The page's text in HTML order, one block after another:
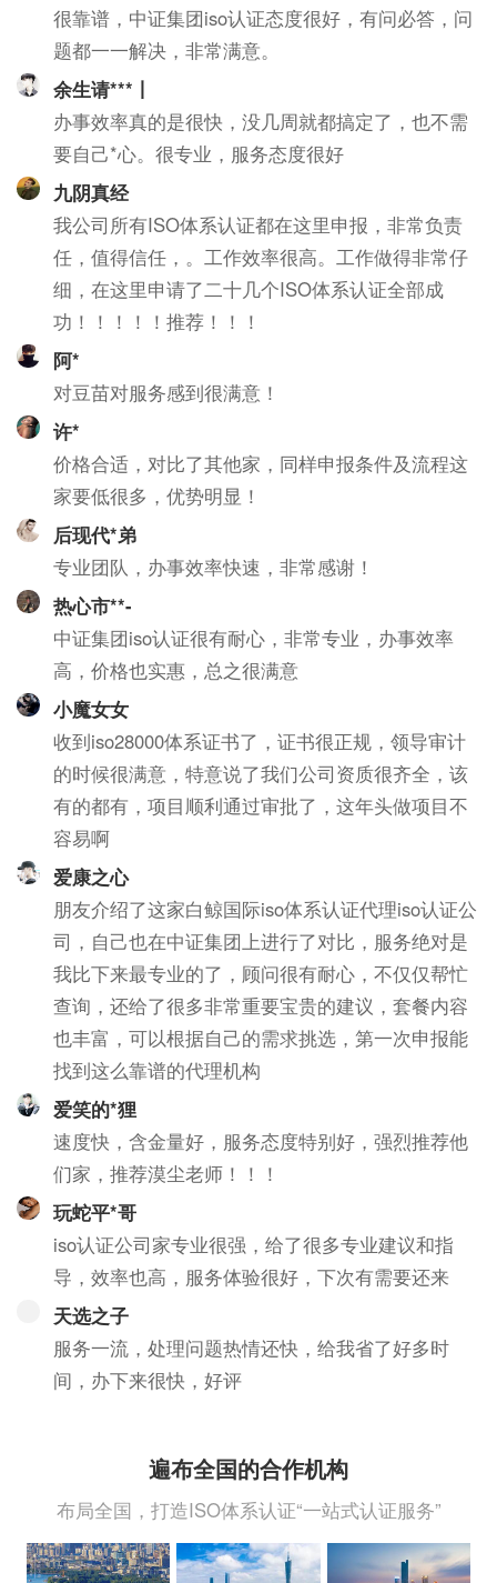
很靠谱，中证集团iso认证态度很好，有问必答，问
题都一一解决，非常满意。
余生请***丨
办事效率真的是很快，没几周就都搞定了，也不需
要自己*心。很专业，服务态度很好
九阴真经
我公司所有ISO体系认证都在这里申报，非常负责
任，值得信任，。工作效率很高。工作做得非常仔
细，在这里申请了二十几个ISO体系认证全部成
功！！！！！推荐！！！
阿*
对豆苗对服务感到很满意！
许*
价格合适，对比了其他家，同样申报条件及流程这
家要低很多，优势明显！
后现代*弟
专业团队，办事效率快速，非常感谢！
热心市**-
中证集团iso认证很有耐心，非常专业，办事效率
高，价格也实惠，总之很满意
小魔女女
收到iso28000体系证书了，证书很正规，领导审计
的时候很满意，特意说了我们公司资质很齐全，该
有的都有，项目顺利通过审批了，这年头做项目不
容易啊
爱康之心
朋友介绍了这家白鲸国际iso体系认证代理iso认证公
司，自己也在中证集团上进行了对比，服务绝对是
我比下来最专业的了，顾问很有耐心，不仅仅帮忙
查询，还给了很多非常重要宝贵的建议，套餐内容
也丰富，可以根据自己的需求挑选，第一次申报能
找到这么靠谱的代理机构
爱笑的*狸
速度快，含金量好，服务态度特别好，强烈推荐他
们家，推荐漠尘老师！！！
玩蛇平*哥
iso认证公司家专业很强，给了很多专业建议和指
导，效率也高，服务体验很好，下次有需要还来
天选之子
服务一流，处理问题热情还快，给我省了好多时
间，办下来很快，好评
遍布全国的合作机构
布局全国，打造ISO体系认证“一站式认证服务”